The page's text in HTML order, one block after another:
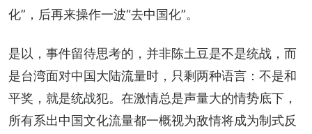
化”，后再来操作一波“去中国化”。
是以，事件留待思考的，并非陈土豆是不是统战，而
是台湾面对中国大陆流量时，只剩两种语言：不是和
平奖，就是统战犯。在激情总是声量大的情势底下，
所有系出中国文化流量都一概视为敌情将成为制式反